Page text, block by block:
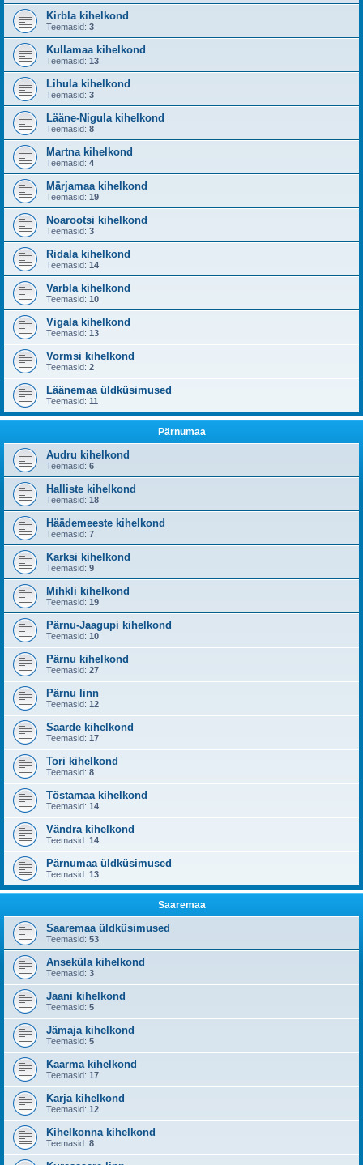
Kirbla kihelkond
Teemasid: 3
Kullamaa kihelkond
Teemasid: 13
Lihula kihelkond
Teemasid: 3
Lääne-Nigula kihelkond
Teemasid: 8
Martna kihelkond
Teemasid: 4
Märjamaa kihelkond
Teemasid: 19
Noarootsi kihelkond
Teemasid: 3
Ridala kihelkond
Teemasid: 14
Varbla kihelkond
Teemasid: 10
Vigala kihelkond
Teemasid: 13
Vormsi kihelkond
Teemasid: 2
Läänemaa üldküsimused
Teemasid: 11
Pärnumaa
Audru kihelkond
Teemasid: 6
Halliste kihelkond
Teemasid: 18
Häädemeeste kihelkond
Teemasid: 7
Karksi kihelkond
Teemasid: 9
Mihkli kihelkond
Teemasid: 19
Pärnu-Jaagupi kihelkond
Teemasid: 10
Pärnu kihelkond
Teemasid: 27
Pärnu linn
Teemasid: 12
Saarde kihelkond
Teemasid: 17
Tori kihelkond
Teemasid: 8
Tõstamaa kihelkond
Teemasid: 14
Vändra kihelkond
Teemasid: 14
Pärnumaa üldküsimused
Teemasid: 13
Saaremaa
Saaremaa üldküsimused
Teemasid: 53
Anseküla kihelkond
Teemasid: 3
Jaani kihelkond
Teemasid: 5
Jämaja kihelkond
Teemasid: 5
Kaarma kihelkond
Teemasid: 17
Karja kihelkond
Teemasid: 12
Kihelkonna kihelkond
Teemasid: 8